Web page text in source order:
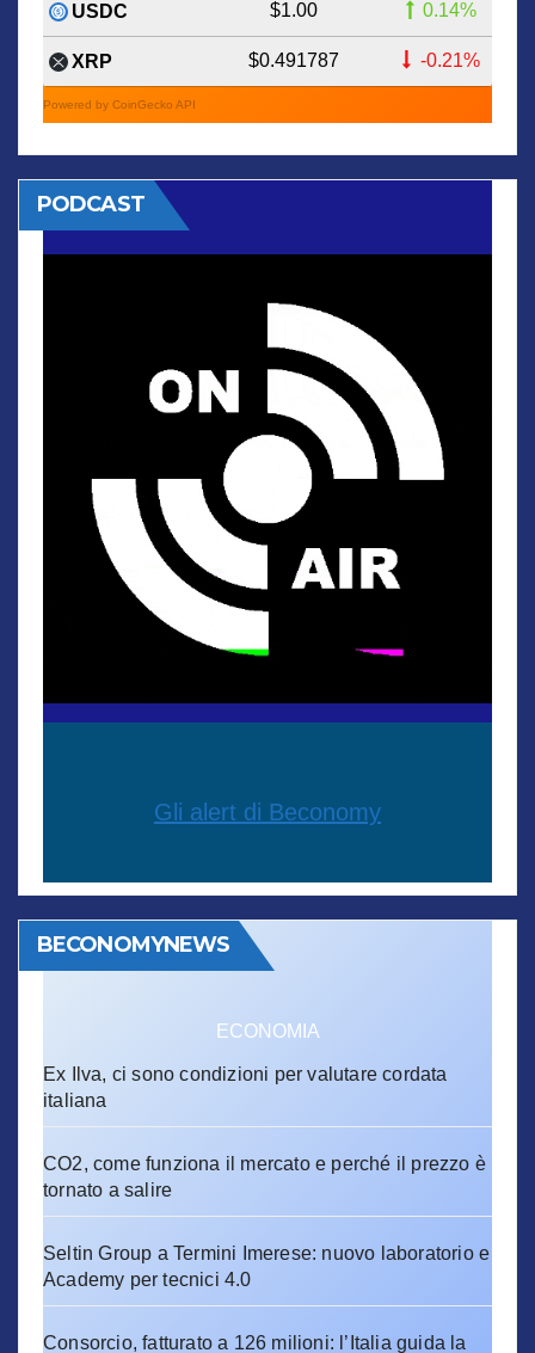
USDC $1.00 0.14%
XRP $0.491787 -0.21%
Powered by CoinGecko API
PODCAST
Gli alert di Beconomy
BECONOMYNEWS
ECONOMIA
Ex Ilva, ci sono condizioni per valutare cordata
italiana
CO2, come funziona il mercato e perché il prezzo è
tornato a salire
Seltin Group a Termini Imerese: nuovo laboratorio e
Academy per tecnici 4.0
Consorcio, fatturato a 126 milioni: l’Italia guida la